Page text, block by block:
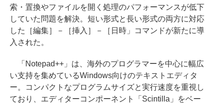
索・置換やファイルを開く処理のパフォーマンスが低下
していた問題を解決。短い形式と長い形式の両方に対応
した［編集］－［挿入］－［日時」コマンドが新たに導
入された。
「Notepad++」は、海外のプログラマーを中心に幅広
い支持を集めているWindows向けのテキストエディタ
ー。コンパクトなプログラムサイズと実行速度を重視し
ており、エディターコンポーネント「Scintilla」をベー